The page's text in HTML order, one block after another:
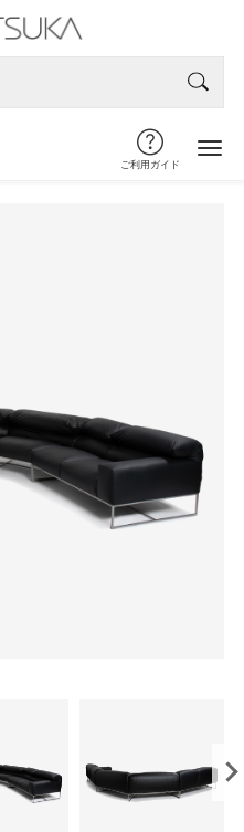
ご利用ガイド